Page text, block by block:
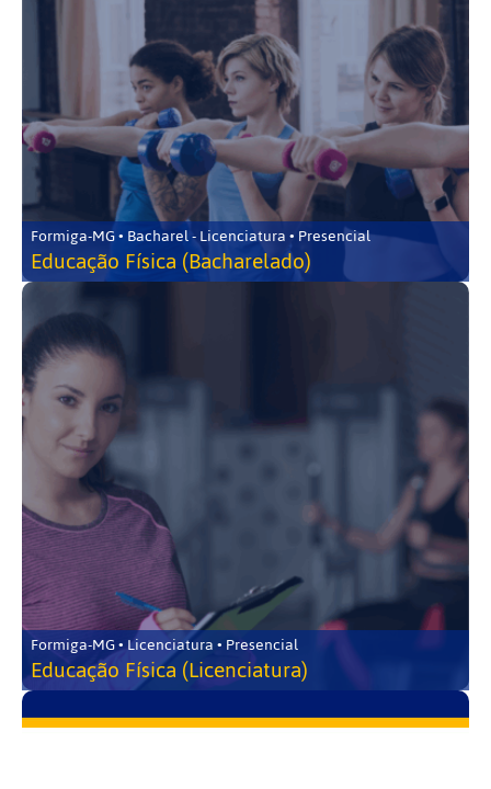
Formiga-MG • Bacharel - Licenciatura • Presencial
Educação Física (Bacharelado)
Formiga-MG • Licenciatura • Presencial
Educação Física (Licenciatura)